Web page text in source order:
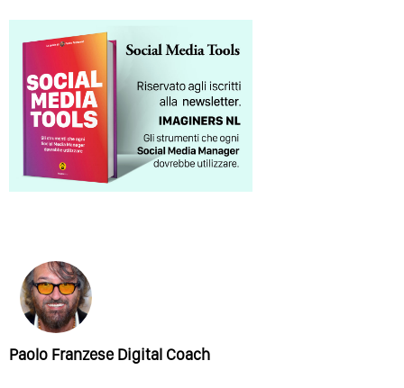
Paolo Franzese Digital Coach